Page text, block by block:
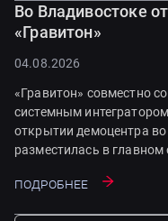
Во Владивостоке
«Гравитон»
04.08.2026
«Гравитон» совместно
системным
открытии демоцентра
разместилась в
Подробнее